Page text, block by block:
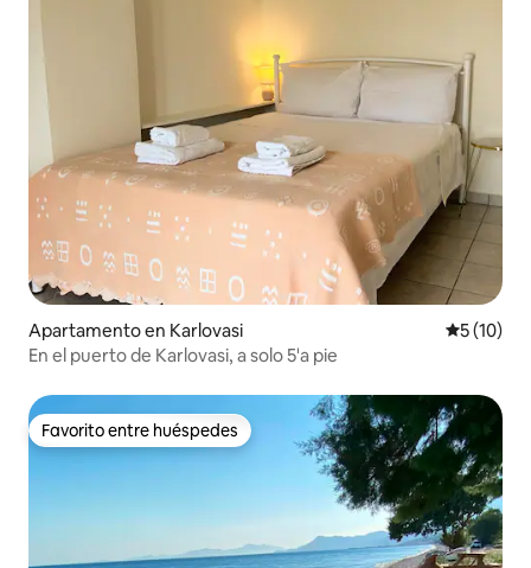
Apartamento en Karlovasi
5 (10)
En el puerto de Karlovasi, a solo 5'a pie
Favorito entre huéspedes
Favorito entre huéspedes